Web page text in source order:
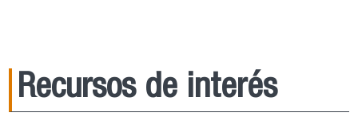
Recursos de interés